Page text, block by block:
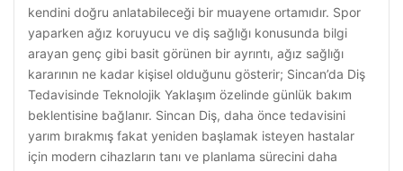
kendini doğru anlatabileceği bir muayene ortamıdır. Spor
yaparken ağız koruyucu ve diş sağlığı konusunda bilgi
arayan genç gibi basit görünen bir ayrıntı, ağız sağlığı
kararının ne kadar kişisel olduğunu gösterir; Sincan’da Diş
Tedavisinde Teknolojik Yaklaşım özelinde günlük bakım
beklentisine bağlanır. Sincan Diş, daha önce tedavisini
yarım bırakmış fakat yeniden başlamak isteyen hastalar
için modern cihazların tanı ve planlama sürecini daha